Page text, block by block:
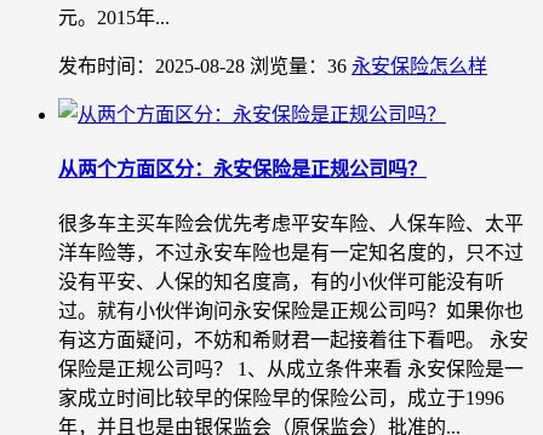
元。2015年...
发布时间：2025-08-28 浏览量：36 永安保险怎么样
从两个方面区分：永安保险是正规公司吗？
很多车主买车险会优先考虑平安车险、人保车险、太平
洋车险等，不过永安车险也是有一定知名度的，只不过
没有平安、人保的知名度高，有的小伙伴可能没有听
过。就有小伙伴询问永安保险是正规公司吗？如果你也
有这方面疑问，不妨和希财君一起接着往下看吧。 永安
保险是正规公司吗？ 1、从成立条件来看 永安保险是一
家成立时间比较早的保险早的保险公司，成立于1996
年，并且也是由银保监会（原保监会）批准的...